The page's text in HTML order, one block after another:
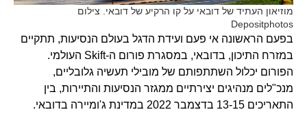
מוזיאון העתיד של דובאי על קו הרקיע של דובאי. צילום
Depositphotos
בפעם הראשונה אי פעם ועידת הדגל בעולם הנסיעות, תתקיים
במזרח התיכון, בדובאי, במסגרת פורום ה-Skift העולמי.
הפורום יכלול השתתפותם של מובילי תעשיה גלובליים,
מנכ"לים מנהיגים יצירתיים ממגזר הנסיעות והתיירות, בין
התאריכים 13-15 בדצמבר 2022 במדינת ג'ומיירה בדובאי.